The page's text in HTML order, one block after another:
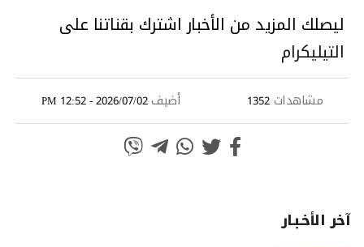
ليصلك المزيد من الأخبار اشترك بقناتنا على
التيليكرام
مشاهدات 1352 أضيف2026/07/02 - 12:52 PM
آخر الأخـبـار